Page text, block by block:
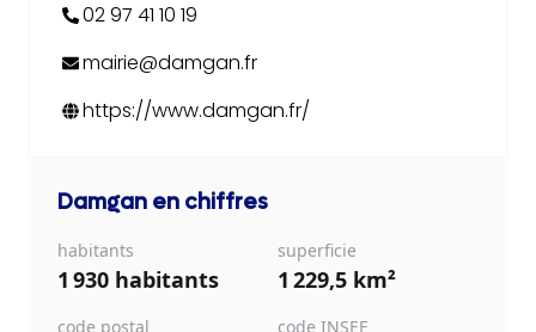
02 97 41 10 19
mairie@damgan.fr
https://www.damgan.fr/
Damgan en chiffres
habitants
1 930 habitants
superficie
1 229,5 km²
code postal code INSEE